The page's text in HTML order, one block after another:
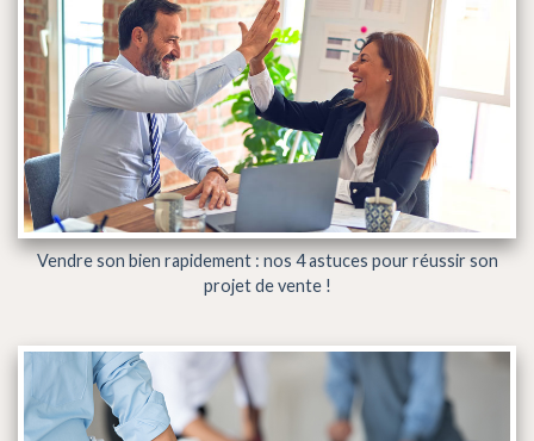
Vendre son bien rapidement : nos 4 astuces pour réussir son
projet de vente !